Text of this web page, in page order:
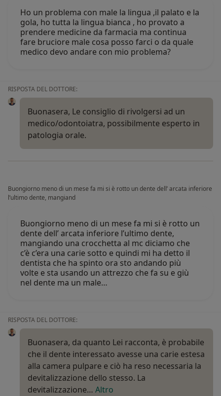
Ho un problema con male la lingua ,il palato e la
gola, ho tutta la lingua bianca , ho provato a
prendere medicine da farmacia ma continua
fare bruciore male cosa posso farci o da quale
medico devo andare con mio problema?
RISPOSTA DEL DOTTORE:
Buonasera, Le consiglio di rivolgersi ad un
medico/odontoiatra, possibilmente esperto in
patologia orale.
Buongiorno meno di un mese fa mi si è rotto un dente dell’ arcata inferiore
l’ultimo dente, mangiand
Buongiorno meno di un mese fa mi si è rotto un
dente dell’ arcata inferiore l’ultimo dente,
mangiando una crocchetta al mc diciamo che
c’è c’era una carie sotto e quindi mi ha detto il
dentista che ha spinto ora sto andando più
volte e sta usando un attrezzo che fa su e giù
nel dente ma un male…
RISPOSTA DEL DOTTORE:
Buonasera, da quanto Lei racconta, è probabile
che il dente interessato avesse una carie estesa
alla camera pulpare e ciò ha reso necessaria la
devitalizzazione dello stesso. La
devitalizzazione… Altro